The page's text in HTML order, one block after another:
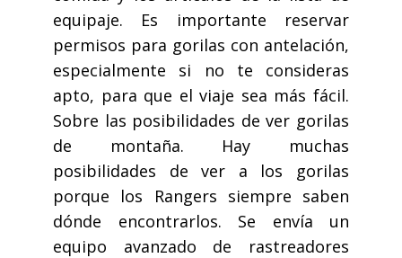
equipaje. Es importante reservar
permisos para gorilas con antelación,
especialmente si no te consideras
apto, para que el viaje sea más fácil.
Sobre las posibilidades de ver gorilas
de montaña. Hay muchas
posibilidades de ver a los gorilas
porque los Rangers siempre saben
dónde encontrarlos. Se envía un
equipo avanzado de rastreadores